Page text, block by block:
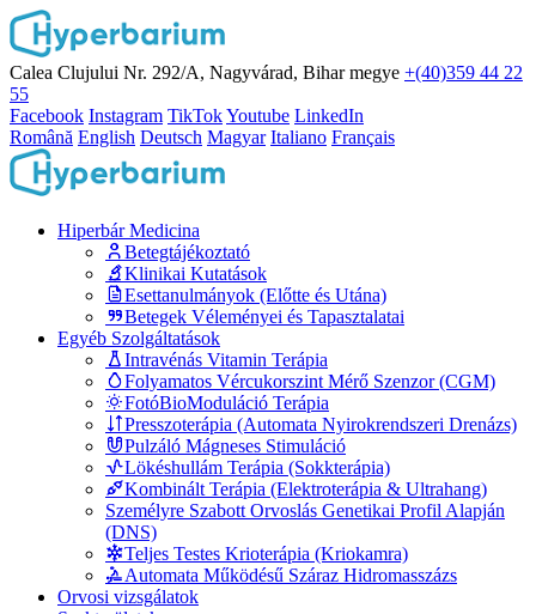
Calea Clujului Nr. 292/A, Nagyvárad, Bihar megye +(40)359 44 22
55
Facebook Instagram TikTokYoutube LinkedIn
Română English Deutsch Magyar Italiano Français
Hiperbár Medicina
Betegtájékoztató
Klinikai Kutatások
Esettanulmányok (Előtte és Utána)
Betegek Véleményei és Tapasztalatai
Egyéb Szolgáltatások
Intravénás Vitamin Terápia
Folyamatos Vércukorszint Mérő Szenzor (CGM)
FotóBioModuláció Terápia
Presszoterápia (Automata Nyirokrendszeri Drenázs)
Pulzáló Mágneses Stimuláció
Lökéshullám Terápia (Sokkterápia)
Kombinált Terápia (Elektroterápia & Ultrahang)
Személyre Szabott Orvoslás Genetikai Profil Alapján
(DNS)
Teljes Testes Krioterápia (Kriokamra)
Automata Működésű Száraz Hidromasszázs
Orvosi vizsgálatok